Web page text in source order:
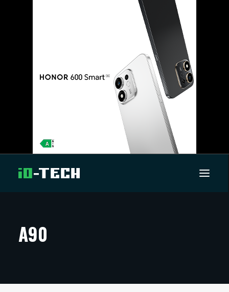
ARTIKKELIT
TECHBBS
A90